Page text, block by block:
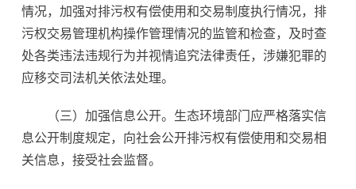
情况，加强对排污权有偿使用和交易制度执行情况，排
污权交易管理机构操作管理情况的监管和检查，及时查
处各类违法违规行为并视情追究法律责任，涉嫌犯罪的
应移交司法机关依法处理。
（三）加强信息公开。生态环境部门应严格落实信
息公开制度规定，向社会公开排污权有偿使用和交易相
关信息，接受社会监督。